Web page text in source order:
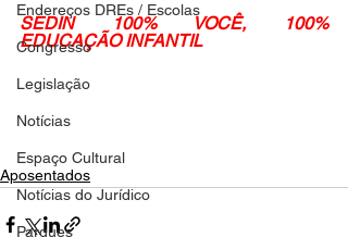
Endereços DREs / Escolas
Congresso
Legislação
Notícias
Espaço Cultural
Notícias do Jurídico
Parques
SEDIN 100% VOCÊ, 100%
EDUCAÇÃO INFANTIL
Aposentados